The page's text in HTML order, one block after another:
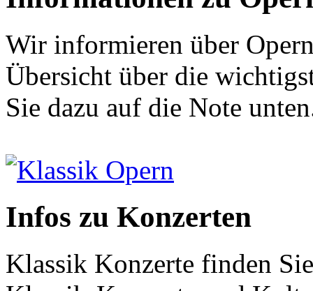
Wir informieren über
Übersicht über die
Sie dazu auf die Note
Klassik Opern
Infos zu Konzerten
Klassik Konzerte finden